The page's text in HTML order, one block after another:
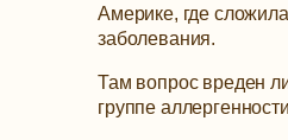
Америке, где
заболевания.
Там вопрос вреден
группе